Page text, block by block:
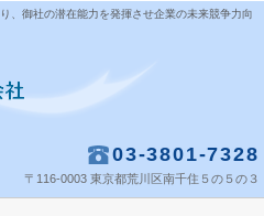
、御社の潜在能力を発揮させ企業の未来競争力向
03-3801-7328
〒116-0003 東京都荒川区南千住５の５の３